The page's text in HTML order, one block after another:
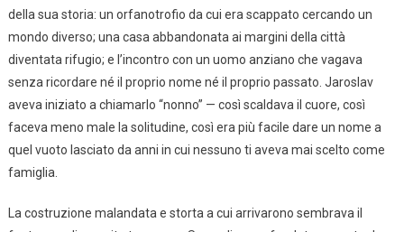
della sua storia: un orfanotrofio da cui era scappato cercando un
mondo diverso; una casa abbandonata ai margini della città
diventata rifugio; e l’incontro con un uomo anziano che vagava
senza ricordare né il proprio nome né il proprio passato. Jaroslav
aveva iniziato a chiamarlo “nonno” — così scaldava il cuore, così
faceva meno male la solitudine, così era più facile dare un nome a
quel vuoto lasciato da anni in cui nessuno ti aveva mai scelto come
famiglia.
La costruzione malandata e storta a cui arrivarono sembrava il